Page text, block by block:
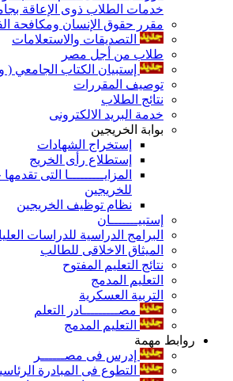
خدمات الطلاب ذوى الإعاقة
مقرر حقوق الإنسان ومكافحة
التصديقات والاستعلامات
طلاب من أجل مصر
إستبيان الكتاب الجامعي
توصيف المقررات
نتائج الطلاب
خدمة البريد الالكترونى
بوابة الخريجين
إستخراج الشهادات
إستطلاع رأى الخريج
المزايـــــــــا التى
للخريجين
نظام توظيف الخريجين
إستبيـــــــان
البرامج الدراسية للدراسات العليا
الميثاق الاخلاقى للطالب
نتائج التعليم المفتوح
التعليم المدمج
التربية العسكرية
مصـــــــــادر التعلم
التعليم المدمج
روابط مهمة
إدرس فى مصــــــر
التطوع فى المبادرة